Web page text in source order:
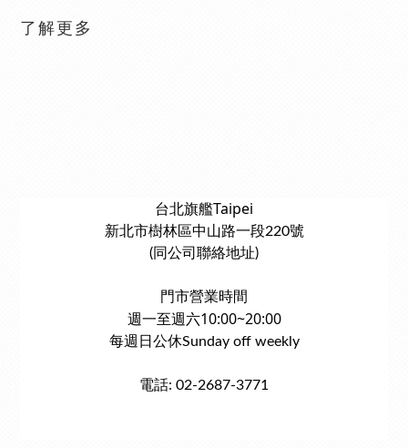
了解更多
台北旗艦Taipei
新北市樹林區中山路一段220號
(同公司聯絡地址)
門市營業時間
週一至週六10:00~20:00
每週日公休Sunday off weekly
電話: 02-2687-3771